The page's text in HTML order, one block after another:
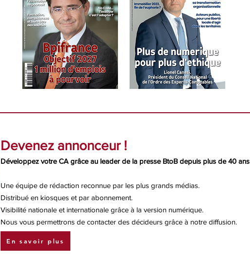
Devenez annonceur !
Développez votre CA grâce au leader de la presse BtoB depuis plus de 40 ans
Une équipe de rédaction reconnue par les plus grands médias.
Distribué en kiosques et par abonnement.
Visibilité nationale et internationale grâce à la version numérique.
Nous vous permettrons de contacter des décideurs grâce à notre diffusion.
En savoir plus